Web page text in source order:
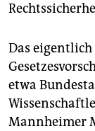
Das
etwa
Mannheimer